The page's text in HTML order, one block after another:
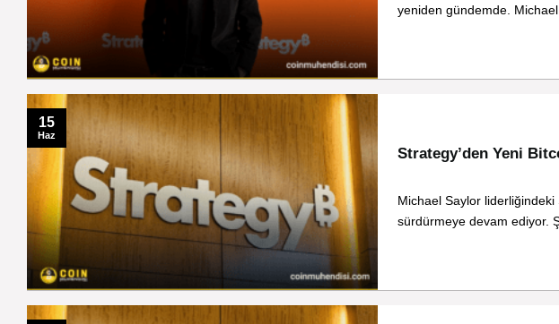
yeniden gündemde.
Strategy’den Yeni
Michael Saylor liderliğindeki
sürdürmeye devam ediyor.
15
Haz